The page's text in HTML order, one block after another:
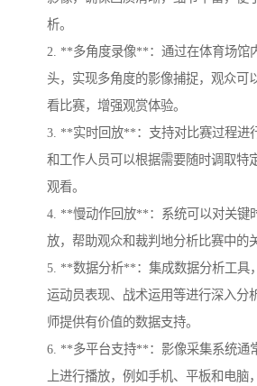
析。
2. **多角度录像**：通过在体育场馆
头，实现多角度的影像捕捉，观众可
看比赛，增强观赏体验。
3. **实时回放**：支持对比赛过程进
和工作人员可以根据需要随时调取特
观看。
4. **慢动作回放**：系统可以对关键
放，帮助观众和裁判地分析比赛中的
5. **数据分析**：集成数据分析工具
运动员表现、战术运用等进行深入分
师提供有价值的数据支持。
6. **多平台支持**：影像采集系统通
上进行播放，例如手机、平板和电脑